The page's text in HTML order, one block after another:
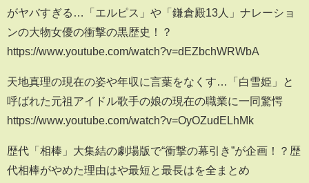
がヤバすぎる…「エルピス」や「鎌倉殿13人」ナレーショ
ンの大物女優の衝撃の黒歴史！？
https://www.youtube.com/watch?v=dEZbchWRWbA
天地真理の現在の姿や年収に言葉をなくす…「白雪姫」と
呼ばれた元祖アイドル歌手の娘の現在の職業に一同驚愕
https://www.youtube.com/watch?v=OyOZudELhMk
歴代「相棒」大集結の劇場版で“衝撃の幕引き”が企画！？歴
代相棒がやめた理由はや最短と最長はを全まとめ